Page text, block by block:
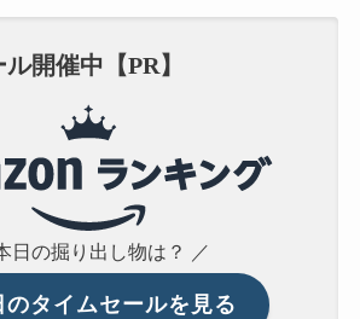
開催中【PR】
日の掘り出し物は？ ／
のタイムセールを見る